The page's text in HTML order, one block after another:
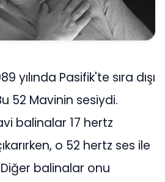
yılında Pasifik'te sıra dışı
52 Mavinin sesiydi.
balinalar 17 hertz
o 52 hertz ses ile
balinalar onu